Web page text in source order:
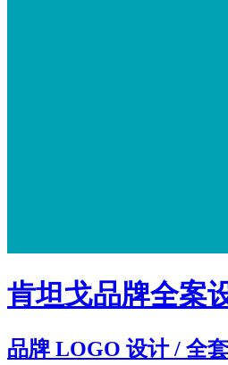
肯坦戈品牌全案
品牌 LOGO 设计 / 全